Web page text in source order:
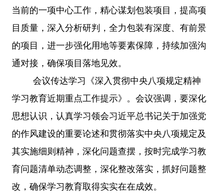
当前的一项中心工作，精心谋划包装项目，提高项
目质量，深入分析研判，全力包装有深度、有前景
的项目，进一步强化用地等要素保障，持续加强沟
通对接，确保项目落地见效。
会议传达学习《深入贯彻中央八项规定精神
学习教育近期重点工作提示》。会议强调，要深化
思想认识，认真学习领会习近平总书记关于加强党
的作风建设的重要论述和贯彻落实中央八项规定及
其实施细则精神，深化问题查摆，按时完成学习教
育问题清单动态调整，深化整改落实，抓好问题整
改，确保学习教育取得实实在在成效。